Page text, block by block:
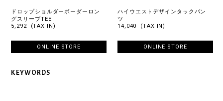
ドロップショルダーボーダーロン
グスリーブTEE
5,292- (TAX IN)
ONLINE STORE
ハイウエストデザインタックパン
ツ
14,040- (TAX IN)
ONLINE STORE
KEYWORDS